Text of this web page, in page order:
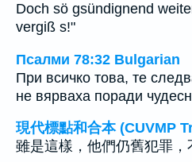
Doch sö gsündignend
vergiß s!"
Псалми 78:32 Bulgarian
При всичко това, те
не вярваха поради
現代標點和合本 (CUVMP
雖是這樣，他們仍舊犯罪，